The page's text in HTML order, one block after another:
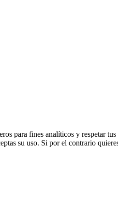
para fines analíticos y respetar
su uso. Si por el contrario